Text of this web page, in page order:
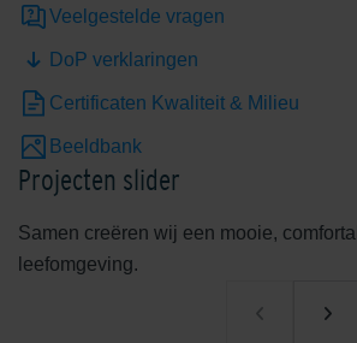
Veelgestelde vragen
DoP verklaringen
Certificaten Kwaliteit & Milieu
Beeldbank
Projecten slider
Samen creëren wij een mooie,
leefomgeving.